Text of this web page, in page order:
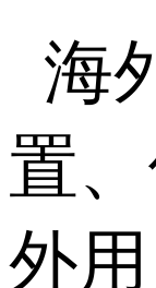
海
置
外